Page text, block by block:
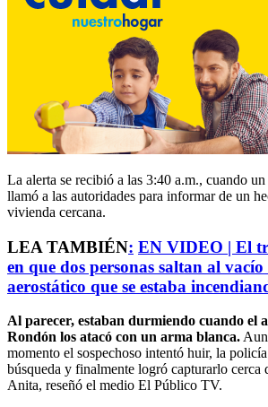
La alerta se recibió a las 3:40 a.m., cuando
llamó a las autoridades para informar de un
vivienda cercana.
LEA TAMBIÉN: EN VIDEO | El
en que dos personas saltan al
aerostático que se estaba
Al parecer, estaban durmiendo cuando el
Rondón los atacó con un arma blanca.
momento el sospechoso intentó huir, la
búsqueda y finalmente logró capturarlo cerca
Anita, reseñó el medio El Público TV.